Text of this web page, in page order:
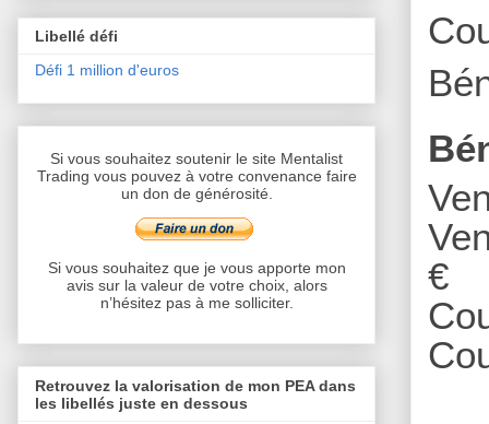
€
Libellé défi
Défi 1 million d'euros
Si vous souhaitez soutenir le site Mentalist
Trading vous pouvez à votre convenance faire
un don de générosité.
Si vous souhaitez que je vous apporte mon
avis sur la valeur de votre choix, alors
n’hésitez pas à me solliciter.
Retrouvez la valorisation de mon PEA dans
les libellés juste en dessous